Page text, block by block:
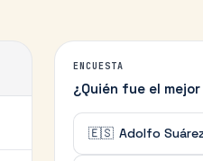
ENCUESTA
¿Quién fue el
🇪🇸 Adolfo